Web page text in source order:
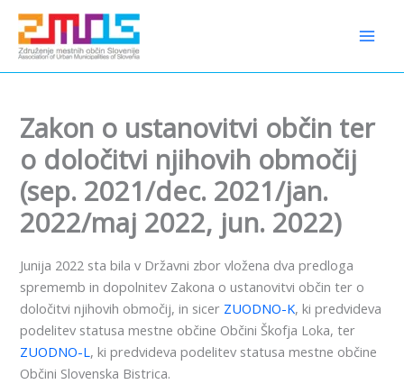
content
Preskoči
vsebino
Zakon o ustanovitvi občin ter
o določitvi njihovih območij
(sep. 2021/dec. 2021/jan.
2022/maj 2022, jun. 2022)
Junija 2022 sta bila v Državni zbor vložena dva predloga
sprememb in dopolnitev Zakona o ustanovitvi občin ter o
določitvi njihovih območij, in sicer ZUODNO-K, ki predvideva
podelitev statusa mestne občine Občini Škofja Loka, ter
ZUODNO-L, ki predvideva podelitev statusa mestne občine
Občini Slovenska Bistrica.